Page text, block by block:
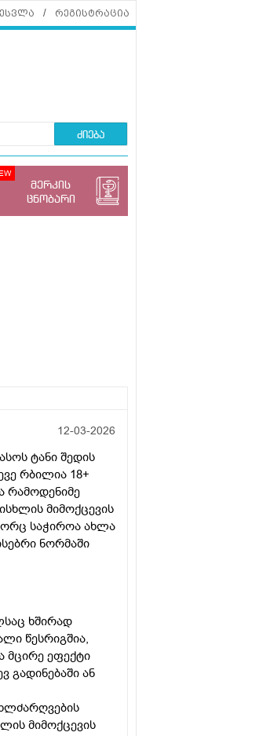
რეგისტრაცია
ძიება
მერკის
ცნობარი
12-03-2026
ტანი შედის
რბილია 18+
რამოდენიმე
მიმოქცევის
საჭიროა ახლა
ნორმაში
ხშირად
წესრიგშია,
ეფექტი
გადინებაში ან
მიმოქცევის